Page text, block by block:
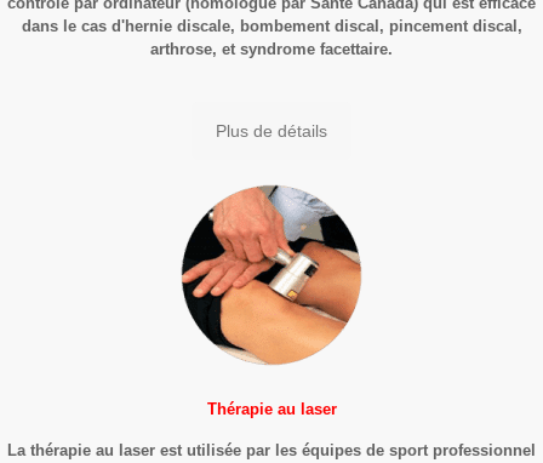
dans le cas d'hernie discale, bombement discal, pincement discal,
arthrose, et syndrome facettaire.
Plus de détails
Thérapie au laser
La thérapie au laser est utilisée par les équipes de sport professionnel